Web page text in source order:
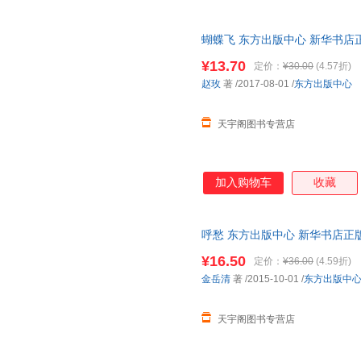
蝴蝶飞 东方出版中心 新华书店
¥13.70 定价： ¥30.00 (4.57折)
天宇阁图书专营店
赵玫 著 /2017-08-01 /东方出版中心
加入购物车 收藏
呼愁 东方出版中心 新华书店正
¥16.50 定价： ¥36.00 (4.59折)
天宇阁图书专营店
金岳清 著 /2015-10-01 /东方出版中心